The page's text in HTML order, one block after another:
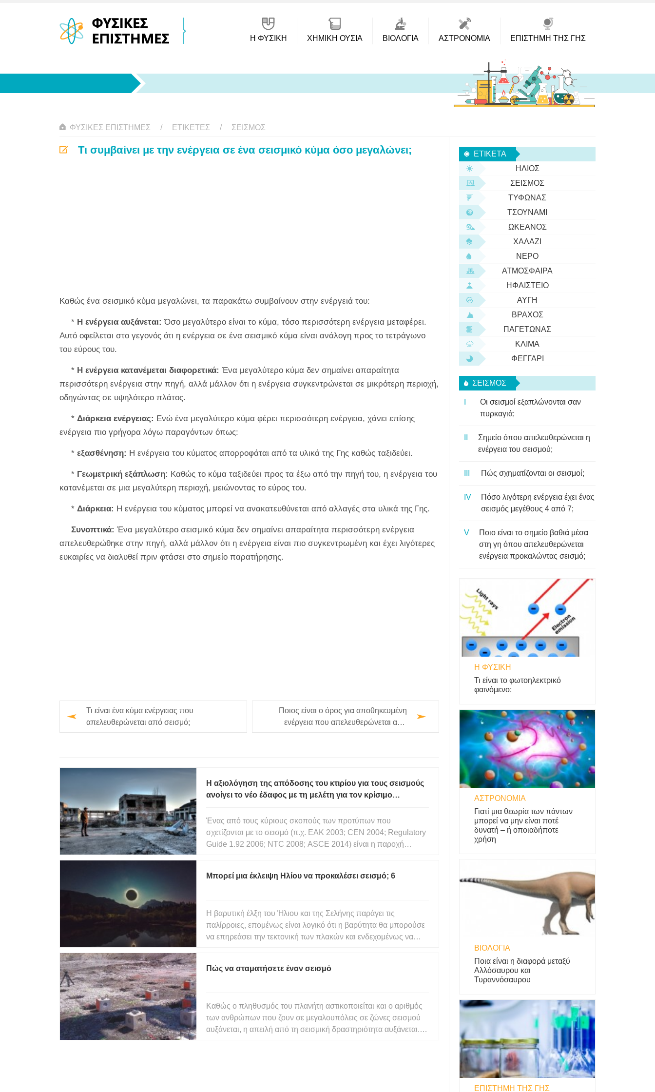
Η ΦΥΣΙΚΗ ΧΗΜΙΚΉ ΟΥΣΊΑ ΒΙΟΛΟΓΊΑ ΑΣΤΡΟΝΟΜΊΑ ΕΠΙΣΤΉΜΗ ΤΗΣ ΓΗΣ
ΦΥΣΙΚΈΣ ΕΠΙΣΤΉΜΕΣ ΕΤΙΚΈΤΕΣ ΣΕΙΣΜΌΣ
Τι συμβαίνει με την ενέργεια σε ένα σεισμικό κύμα όσο μεγαλώνει;
Καθώς ένα σεισμικό κύμα μεγαλώνει, τα παρακάτω συμβαίνουν στην ενέργειά του:
* Η ενέργεια αυξάνεται: Όσο μεγαλύτερο είναι το κύμα, τόσο περισσότερη ενέργεια μεταφέρει.
Αυτό οφείλεται στο γεγονός ότι η ενέργεια σε ένα σεισμικό κύμα είναι ανάλογη προς το τετράγωνο
του εύρους του.
* Η ενέργεια κατανέμεται διαφορετικά: Ένα μεγαλύτερο κύμα δεν σημαίνει απαραίτητα
περισσότερη ενέργεια στην πηγή, αλλά μάλλον ότι η ενέργεια συγκεντρώνεται σε μικρότερη περιοχή,
οδηγώντας σε υψηλότερο πλάτος.
* Διάρκεια ενέργειας: Ενώ ένα μεγαλύτερο κύμα φέρει περισσότερη ενέργεια, χάνει επίσης
ενέργεια πιο γρήγορα λόγω παραγόντων όπως:
* εξασθένηση: Η ενέργεια του κύματος απορροφάται από τα υλικά της Γης καθώς ταξιδεύει.
* Γεωμετρική εξάπλωση: Καθώς το κύμα ταξιδεύει προς τα έξω από την πηγή του, η ενέργεια του
κατανέμεται σε μια μεγαλύτερη περιοχή, μειώνοντας το εύρος του.
* Διάρκεια: Η ενέργεια του κύματος μπορεί να ανακατευθύνεται από αλλαγές στα υλικά της Γης.
Συνοπτικά: Ένα μεγαλύτερο σεισμικό κύμα δεν σημαίνει απαραίτητα περισσότερη ενέργεια
απελευθερώθηκε στην πηγή, αλλά μάλλον ότι η ενέργεια είναι πιο συγκεντρωμένη και έχει λιγότερες
ευκαιρίες να διαλυθεί πριν φτάσει στο σημείο παρατήρησης.
Τι είναι ένα κύμα ενέργειας που
απελευθερώνεται από σεισμό;
Ποιος είναι ο όρος για αποθηκευμένη
ενέργεια που απελευθερώνεται από
σεισμούς;
Η αξιολόγηση της απόδοσης του κτιρίου για τους σεισμούς
ανοίγει το νέο έδαφος με τη μελέτη για τον κρίσιμο
Ένας από τους κύριους σκοπούς των προτύπων που
σχετίζονται με το σεισμό (π.χ. EAK 2003; CEN 2004; Regulatory
Guide 1.92 2006; NTC 2008; ASCE 2014) είναι η παροχή
σύγχρονες πρότυπες διατά
Μπορεί μια έκλειψη Ηλίου να προκαλέσει σεισμό; 6
Η βαρυτική έλξη του Ήλιου και της Σελήνης παράγει τις
παλίρροιες, επομένως είναι λογικό ότι η βαρύτητα θα μπορούσε
να επηρεάσει την τεκτονική των πλακών και ενδεχομένως να
αποτέλεσμα
Πώς να σταματήσετε έναν σεισμό
Καθώς ο πληθυσμός του πλανήτη αστικοποιείται και ο αριθμός
των ανθρώπων που ζουν σε μεγαλουπόλεις σε ζώνες σεισμού
αυξάνεται, η απειλή από τη σεισμική δραστηριότητα αυξάνεται.
ΕΤΙΚΈΤΑ
ΉΛΙΟΣ
ΣΕΙΣΜΌΣ
ΤΥΦΏΝΑΣ
ΤΣΟΥΝΆΜΙ
ΩΚΕΑΝΌΣ
ΧΑΛΆΖΙ
ΝΕΡΌ
ΑΤΜΌΣΦΑΙΡΑ
ΗΦΑΊΣΤΕΙΟ
ΑΥΓΉ
ΒΡΆΧΟΣ
ΠΑΓΕΤΏΝΑΣ
ΚΛΊΜΑ
ΦΕΓΓΆΡΙ
ΣΕΙΣΜΌΣ
Οι σεισμοί εξαπλώνονται σαν
πυρκαγιά;
Σημείο όπου απελευθερώνεται η
ενέργεια του σεισμού;
Πώς σχηματίζονται οι σεισμοί;
Πόσο λιγότερη ενέργεια έχει ένας
σεισμός μεγέθους 4 από 7;
Ποιο είναι το σημείο βαθιά μέσα
στη γη όπου απελευθερώνεται
ενέργεια προκαλώντας σεισμό;
Η ΦΥΣΙΚΗ
Τι είναι το φωτοηλεκτρικό
φαινόμενο;
ΑΣΤΡΟΝΟΜΊΑ
Γιατί μια θεωρία των πάντων
μπορεί να μην είναι ποτέ
δυνατή – ή οποιαδήποτε
χρήση
ΒΙΟΛΟΓΊΑ
Ποια είναι η διαφορά μεταξύ
Αλλόσαυρου και
Τυραννόσαυρου
ΕΠΙΣΤΉΜΗ ΤΗΣ ΓΗΣ